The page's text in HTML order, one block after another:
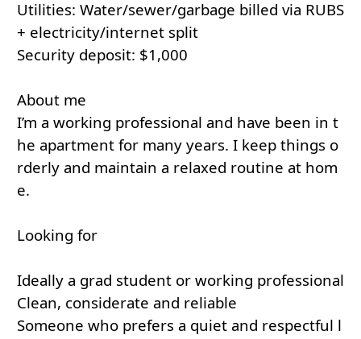
Utilities: Water/sewer/garbage billed via RUBS
+ electricity/internet split
Security deposit: $1,000
About me
I’m a working professional and have been in t
he apartment for many years. I keep things o
rderly and maintain a relaxed routine at hom
e.
Looking for
Ideally a grad student or working professional
Clean, considerate and reliable
Someone who prefers a quiet and respectful l